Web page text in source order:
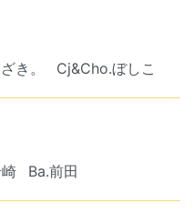
き。 Cj&Cho.ぼしこ
Ba.前田